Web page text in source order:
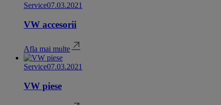
Service07.03.2021
VW accesorii
Afla mai multe
Service07.03.2021
VW piese